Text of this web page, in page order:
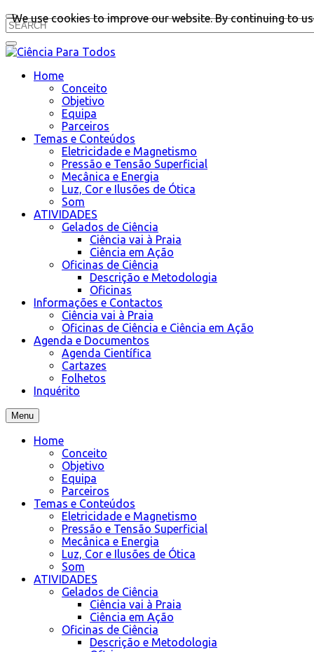
Home
Conceito
Objetivo
Equipa
Parceiros
Temas e Conteúdos
Eletricidade e Magnetismo
Pressão e Tensão Superficial
Mecânica e Energia
Luz, Cor e Ilusões de Ótica
Som
ATIVIDADES
Gelados de Ciência
Ciência vai à Praia
Ciência em Ação
Oficinas de Ciência
Descrição e Metodologia
Oficinas
Informações e Contactos
Ciência vai à Praia
Oficinas de Ciência e Ciência em Ação
Agenda e Documentos
Agenda Científica
Cartazes
Folhetos
Inquérito
Menu
Home
Conceito
Objetivo
Equipa
Parceiros
Temas e Conteúdos
Eletricidade e Magnetismo
Pressão e Tensão Superficial
Mecânica e Energia
Luz, Cor e Ilusões de Ótica
Som
ATIVIDADES
Gelados de Ciência
Ciência vai à Praia
Ciência em Ação
Oficinas de Ciência
Descrição e Metodologia
We use cookies to improve our website. By continuing to